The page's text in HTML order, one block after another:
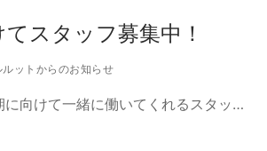
スタッフ募集中！
ルットからのお知らせ
に向けて一緒に働いてくれるスタッ…